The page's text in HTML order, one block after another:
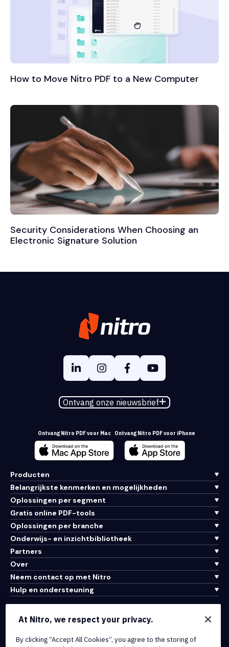
How to Move Nitro PDF to a New Computer
Security Considerations When Choosing an
Electronic Signature Solution
Ontvang onze nieuwsbrief
Ontvang Nitro PDF voor Mac Ontvang Nitro PDF voor iPhone
Producten
Belangrijkste kenmerken en mogelijkheden
Oplossingen per segment
Gratis online PDF-tools
Oplossingen per branche
Onderwijs- en inzichtbibliotheek
Partners
Over
Neem contact op met Nitro
Hulp en ondersteuning
Integraties en API-connectiviteit
Cookiebeleid
At Nitro, we respect your privacy.
By clicking “Accept All Cookies”, you agree to the storing of